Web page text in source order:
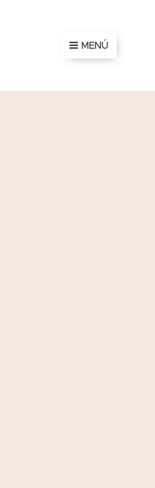
MENÚ